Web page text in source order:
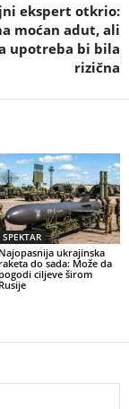
ekspert otkrio:
moćan adut, ali
upotreba bi bila
rizična
SPEKTAR
Najopasnija ukrajinska
raketa do sada: Može da
pogodi ciljeve širom
Rusije